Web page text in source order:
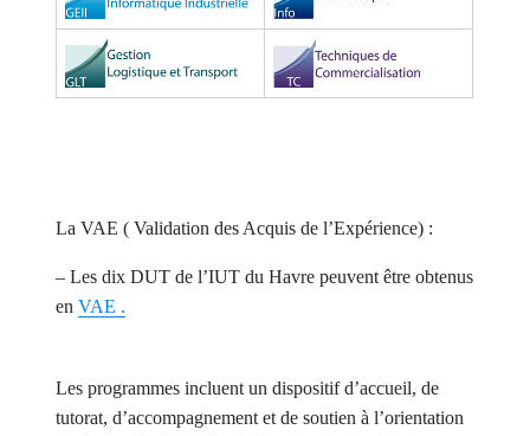
La VAE ( Validation des Acquis de l’Expérience) :
– Les dix DUT de l’IUT du Havre peuvent être obtenus
enVAE .
Les programmes incluent un dispositif d’accueil, de
tutorat, d’accompagnement et de soutien à l’orientation